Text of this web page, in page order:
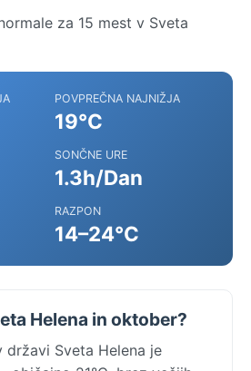
za 15 mest v Sveta
POVPREČNA NAJNIŽJA
19°C
SONČNE URE
1.3h/Dan
RAZPON
14–24°C
Helena in oktober?
državi Sveta Helena je